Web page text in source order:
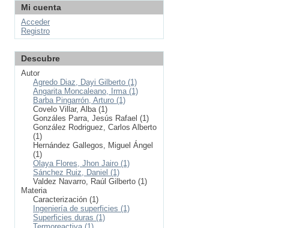
Mi cuenta
Acceder
Registro
Descubre
Autor
Agredo Diaz, Dayi Gilberto (1)
Angarita Moncaleano, Irma (1)
Barba Pingarrón, Arturo (1)
Covelo Villar, Alba (1)
Gonzáles Parra, Jesús Rafael (1)
González Rodriguez, Carlos Alberto
(1)
Hernández Gallegos, Miguel Ángel
(1)
Olaya Flores, Jhon Jairo (1)
Sánchez Ruiz, Daniel (1)
Valdez Navarro, Raúl Gilberto (1)
Materia
Caracterización (1)
Ingeniería de superficies (1)
Superficies duras (1)